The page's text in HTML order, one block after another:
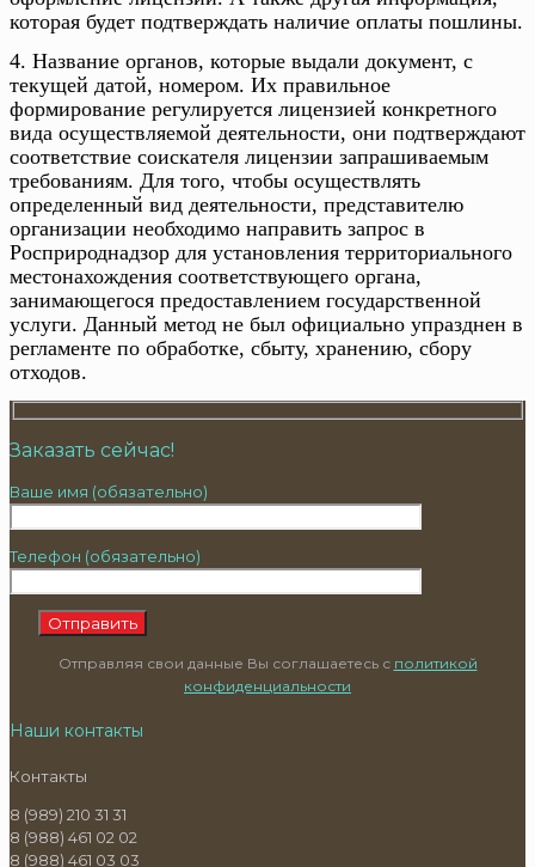
которая будет подтверждать наличие оплаты пошлины.
4. Название органов, которые выдали документ, с
текущей датой, номером. Их правильное
формирование регулируется лицензией конкретного
вида осуществляемой деятельности, они подтверждают
соответствие соискателя лицензии запрашиваемым
требованиям. Для того, чтобы осуществлять
определенный вид деятельности, представителю
организации необходимо направить запрос в
Росприроднадзор для установления территориального
местонахождения соответствующего органа,
занимающегося предоставлением государственной
услуги. Данный метод не был официально упразднен в
регламенте по обработке, сбыту, хранению, сбору
отходов.
Заказать сейчас!
Ваше имя (обязательно)
Телефон (обязательно)
Отправляя свои данные Вы соглашаетесь с политикой
конфиденциальности
Наши контакты
Контакты
8 (989) 210 31 31
8 (988) 461 02 02
8 (988) 461 03 03